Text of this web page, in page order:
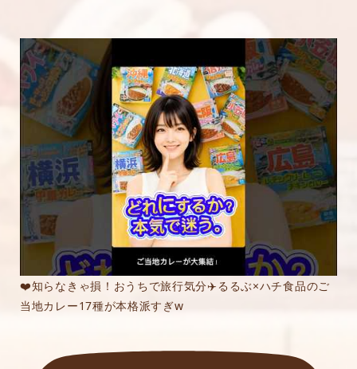
❤️知らなきゃ損！おうちで旅行気分✈️るるぶ×ハチ食品のご
当地カレー17種が本格派すぎw